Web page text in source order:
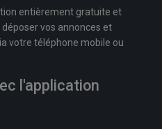
entièrement gratuite et
vos annonces et
votre téléphone mobile ou
l'application